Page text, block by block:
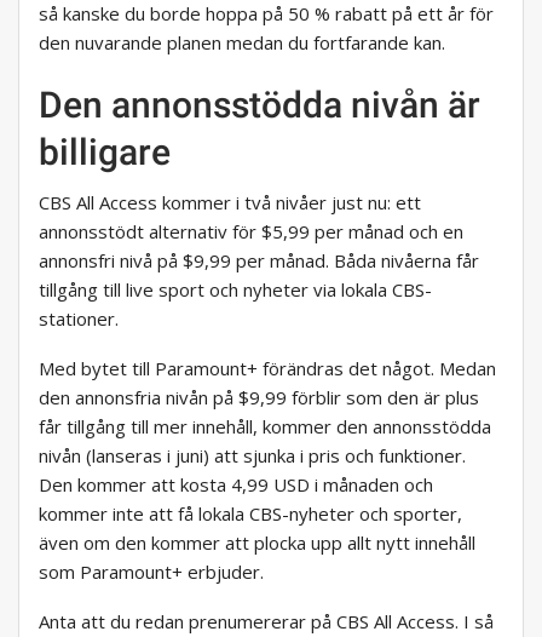
så kanske du borde hoppa på 50 % rabatt på ett år för
den nuvarande planen medan du fortfarande kan.
Den annonsstödda nivån är
billigare
CBS All Access kommer i två nivåer just nu: ett
annonsstödt alternativ för $5,99 per månad och en
annonsfri nivå på $9,99 per månad. Båda nivåerna får
tillgång till live sport och nyheter via lokala CBS-
stationer.
Med bytet till Paramount+ förändras det något. Medan
den annonsfria nivån på $9,99 förblir som den är plus
får tillgång till mer innehåll, kommer den annonsstödda
nivån (lanseras i juni) att sjunka i pris och funktioner.
Den kommer att kosta 4,99 USD i månaden och
kommer inte att få lokala CBS-nyheter och sporter,
även om den kommer att plocka upp allt nytt innehåll
som Paramount+ erbjuder.
Anta att du redan prenumererar på CBS All Access. I så